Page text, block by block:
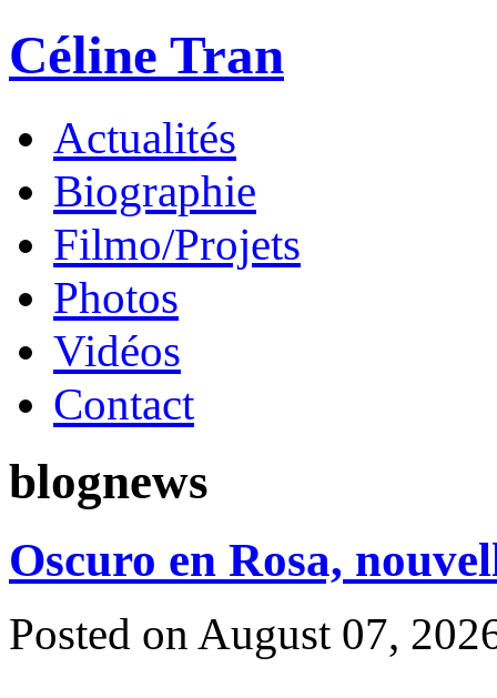
Céline Tran
Actualités
Biographie
Filmo/Projets
Photos
Vidéos
Contact
blognews
Oscuro en Rosa,
Posted onAugust 07,